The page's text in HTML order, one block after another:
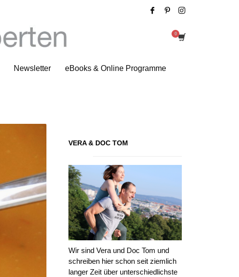
Newsletter eBooks & Online Programme
Tag: einfach kochen
VERA & DOC TOM
Wir sind Vera und Doc Tom und
schreiben hier schon seit ziemlich
langer Zeit über unterschiedlichste